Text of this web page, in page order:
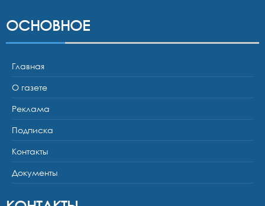
ОСНОВНОЕ
Главная
О газете
Реклама
Подписка
Контакты
Документы